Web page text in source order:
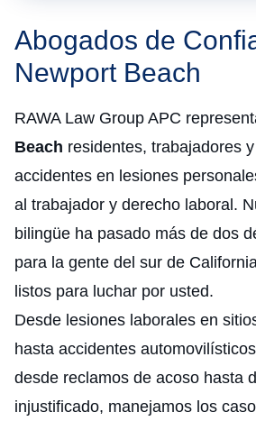
Abogados de
Newport Beach
RAWA Law Group APC
Beach residentes, trabajadores
accidentes en lesiones
al trabajador y derecho laboral.
bilingüe ha pasado más de dos
para la gente del sur de
listos para luchar por usted.
Desde lesiones laborales en
hasta accidentes
desde reclamos de acoso hasta
injustificado, manejamos los